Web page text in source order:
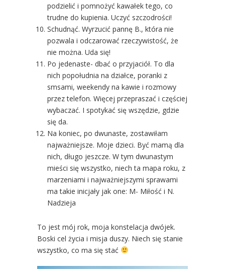
podzielić i pomnożyć kawałek tego, co
trudne do kupienia. Uczyć szczodrości!
Schudnąć. Wyrzucić pannę B., która nie
pozwala i odczarować rzeczywistość, że
nie można. Uda się!
Po jedenaste- dbać o przyjaciół. To dla
nich popołudnia na działce, poranki z
smsami, weekendy na kawie i rozmowy
przez telefon. Więcej przepraszać i częściej
wybaczać. I spotykać się wszędzie, gdzie
się da.
Na koniec, po dwunaste, zostawiłam
najważniejsze. Moje dzieci. Być mamą dla
nich, długo jeszcze. W tym dwunastym
mieści się wszystko, niech ta mapa roku, z
marzeniami i najważniejszymi sprawami
ma takie inicjały jak one: M- Miłość i N.
Nadzieja
To jest mój rok, moja konstelacja dwójek.
Boski cel życia i misja duszy. Niech się stanie
wszystko, co ma się stać